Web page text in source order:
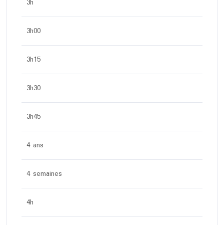
3h
3h00
3h15
3h30
3h45
4 ans
4 semaines
4h